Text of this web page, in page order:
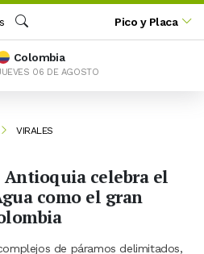
Buscar
Pico y Placa
Colombia
06 DE AGOSTO
VIRALES
Antioquia celebra el
como el gran
de páramos delimitados,